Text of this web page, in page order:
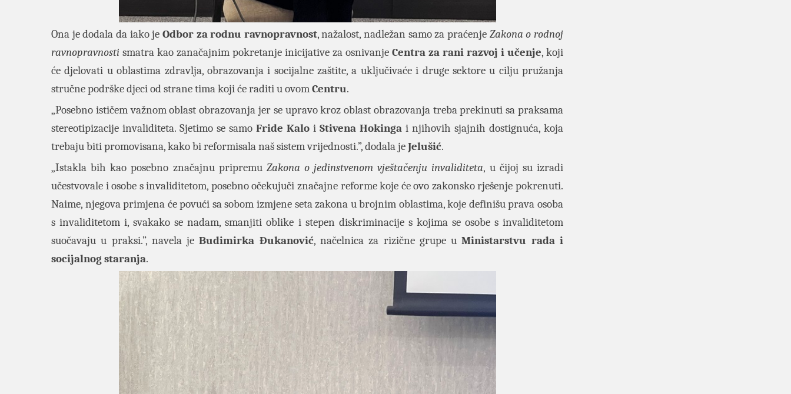
Ona je dodala da iako je Odbor za rodnu ravnopravnost, nažalost, nadležan samo za praćenje Zakona o rodnoj
ravnopravnosti smatra kao zanačajnim pokretanje inicijative za osnivanje Centra za rani razvoj i učenje, koji
će djelovati u oblastima zdravlja, obrazovanja i socijalne zaštite, a uključivaće i druge sektore u cilju pružanja
stručne podrške djeci od strane tima koji će raditi u ovomCentru.
„Posebno ističem važnom oblast obrazovanja jer se upravo kroz oblast obrazovanja treba prekinuti sa praksama
stereotipizacije invaliditeta. Sjetimo se samo Fride Kalo i Stivena Hokinga i njihovih sjajnih dostignuća, koja
trebaju biti promovisana, kako bi reformisala naš sistem vrijednosti.”, dodala jeJelušić.
„Istakla bih kao posebno značajnu pripremu Zakona o jedinstvenom vještačenju invaliditeta, u čijoj su izradi
učestvovale i osobe s invaliditetom, posebno očekujuči značajne reforme koje će ovo zakonsko rješenje pokrenuti.
Naime, njegova primjena će povući sa sobom izmjene seta zakona u brojnim oblastima, koje definišu prava osoba
s invaliditetom i, svakako se nadam, smanjiti oblike i stepen diskriminacije s kojima se osobe s invaliditetom
suočavaju u praksi.”, navela jeBudimirka Đukanović, načelnica za rizične grupe uMinistarstvu rada i
socijalnog staranja.